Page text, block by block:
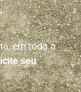
em toda a
seu